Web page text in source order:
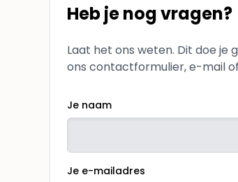
Heb je nog vragen?
Laat het ons weten. Dit doe je
ons contactformulier, e-mail
Je naam
Je e-mailadres